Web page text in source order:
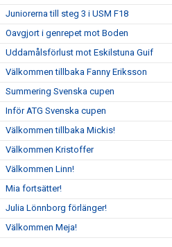
Juniorerna till steg 3 i USM F18
Oavgjort i genrepet mot Boden
Uddamålsförlust mot Eskilstuna Guif
Välkommen tillbaka Fanny Eriksson
Summering Svenska cupen
Inför ATG Svenska cupen
Välkommen tillbaka Mickis!
Välkommen Kristoffer
Välkommen Linn!
Mia fortsätter!
Julia Lönnborg förlänger!
Välkommen Meja!